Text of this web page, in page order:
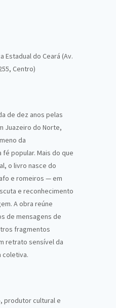
Estadual do Ceará (Av.
Centro)
de dez anos pelas
Juazeiro do Norte,
da
popular. Mais do que
o livro nasce do
e romeiros — em
e reconhecimento
A obra reúne
de mensagens de
fragmentos
retrato sensível da
coletiva.
produtor cultural e